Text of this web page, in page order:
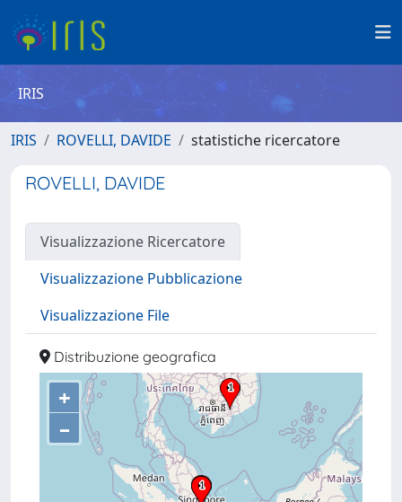
IRIS
IRIS ROVELLI, DAVIDE statistiche ricercatore
ROVELLI, DAVIDE
Visualizzazione Ricercatore
Visualizzazione Pubblicazione
Visualizzazione File
Distribuzione geografica
+
–